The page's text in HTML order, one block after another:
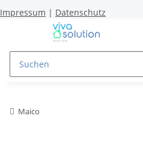
Impressum | Datenschutz
Maico